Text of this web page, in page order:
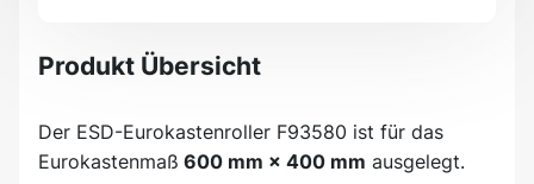
Produkt Übersicht
Der ESD-Eurokastenroller F93580 ist für das
Eurokastenmaß 600 mm × 400 mm ausgelegt.